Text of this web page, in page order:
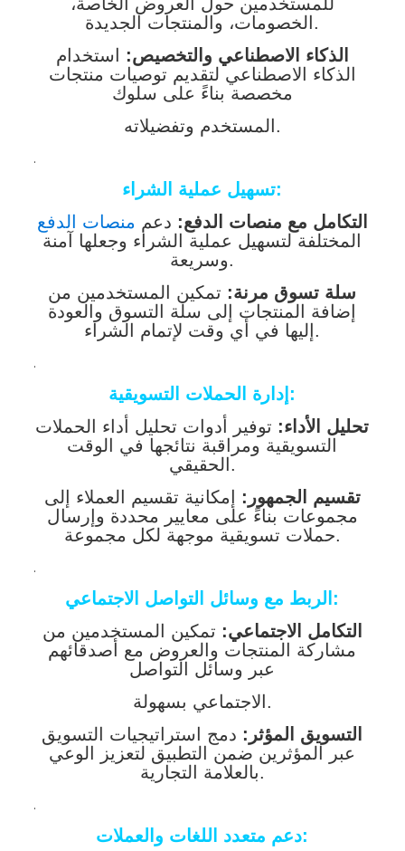
الخصومات، والمنتجات الجديدة.
الذكاء الاصطناعي والتخصيص: استخدام
الذكاء الاصطناعي لتقديم توصيات منتجات
مخصصة بناءً على سلوك
المستخدم وتفضيلاته.
.
تسهيل عملية الشراء:
التكامل مع منصات الدفع: دعم منصات الدفع
المختلفة لتسهيل عملية الشراء وجعلها آمنة
وسريعة.
سلة تسوق مرنة: تمكين المستخدمين من
إضافة المنتجات إلى سلة التسوق والعودة
إليها في أي وقت لإتمام الشراء.
.
إدارة الحملات التسويقية:
تحليل الأداء: توفير أدوات تحليل أداء الحملات
التسويقية ومراقبة نتائجها في الوقت
الحقيقي.
تقسيم الجمهور: إمكانية تقسيم العملاء إلى
مجموعات بناءً على معايير محددة وإرسال
حملات تسويقية موجهة لكل مجموعة.
.
الربط مع وسائل التواصل الاجتماعي:
التكامل الاجتماعي: تمكين المستخدمين من
مشاركة المنتجات والعروض مع أصدقائهم
عبر وسائل التواصل
الاجتماعي بسهولة.
التسويق المؤثر: دمج استراتيجيات التسويق
عبر المؤثرين ضمن التطبيق لتعزيز الوعي
بالعلامة التجارية.
.
دعم متعدد اللغات والعملات: